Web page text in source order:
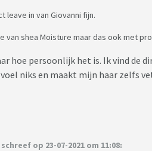
leave in van Giovanni fijn.
van shea Moisture maar das ook met
hoe persoonlijk het is. Ik vind de
niks en maakt mijn haar zelfs
op 23-07-2021 om 11:08: